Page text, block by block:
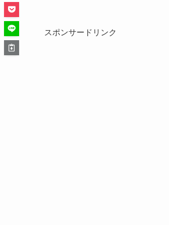
スポンサードリンク